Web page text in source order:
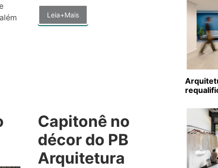
Leia+Mais
Capitonê no
décor do PB
Arquitetura